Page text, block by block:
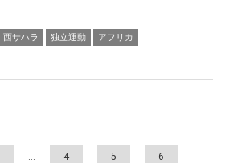
西サハラ 独立運動 アフリカ
4 5 6